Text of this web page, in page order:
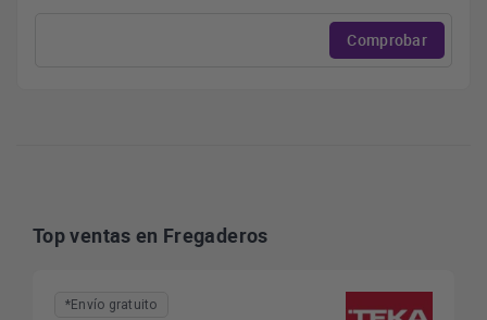
Comprobar
Top ventas en Fregaderos
*Envío gratuito